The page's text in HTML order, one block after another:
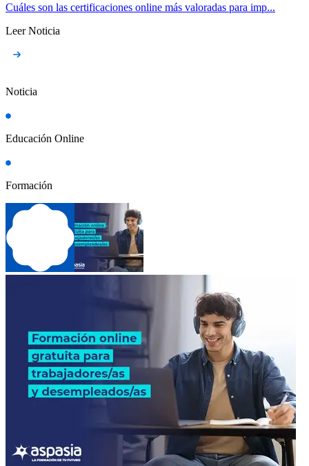
Cuáles son las certificaciones online más valoradas para imp...
Leer Noticia
Noticia
Educación Online
Formación